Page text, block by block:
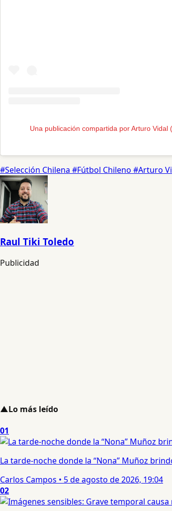
Una publicación compartida por Arturo Vidal
#Selección Chilena #Fútbol Chileno #Arturo
Raul Tiki Toledo
Publicidad
▲Lo más leído
01
La tarde-noche donde la “Nona” Muñoz
Carlos Campos • 5 de agosto de 2026, 19:04
02